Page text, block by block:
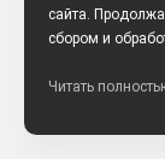
сайта.
сбором и
Читать